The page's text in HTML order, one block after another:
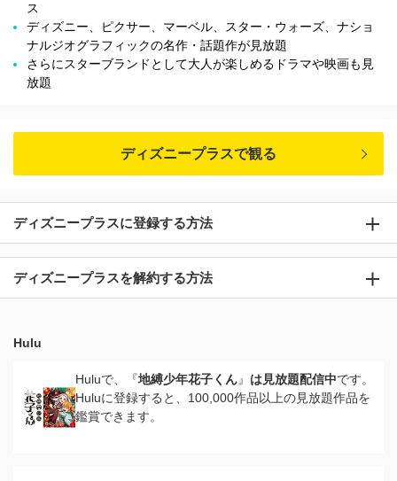
ス
ディズニー、ピクサー、マーベル、スター・ウォーズ、ナショ
ナルジオグラフィックの名作・話題作が見放題
さらにスターブランドとして大人が楽しめるドラマや映画も見
放題
ディズニープラスで観る
ディズニープラスに登録する方法
ディズニープラスを解約する方法
Hulu
Huluで、『地縛少年花子くん』 は見放題配信中です。
Huluに登録すると、100,000作品以上の見放題作品を
鑑賞できます。